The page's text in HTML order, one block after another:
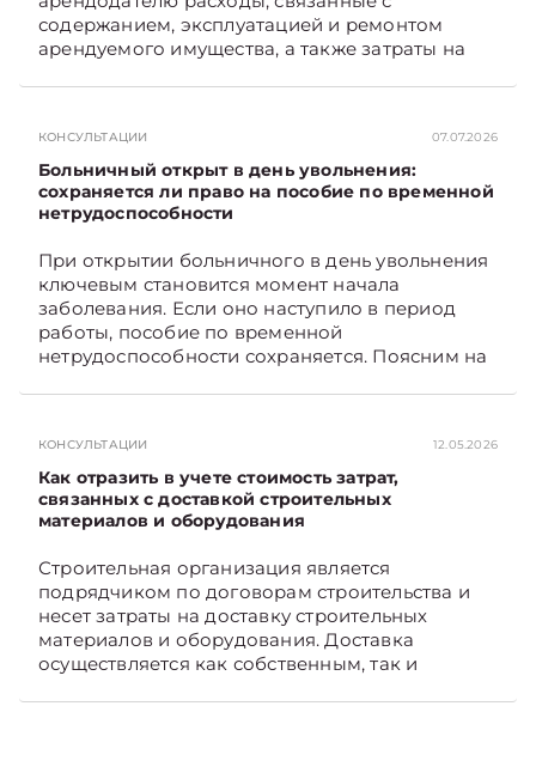
содержанием, эксплуатацией и ремонтом
арендуемого имущества, а также затраты на
связанных с содержанием и эксплуатацией
мест общего пользования, в частности –
контрольно-­пропускного пункта? Рассмотрим
порядок их распределения. Подписывайтесь
экономике Беларуси — раньше, чем в новостях
TelegramViber
КОНСУЛЬТАЦИИ 07.07.2026
Больничный открыт в день увольнения:
сохраняется ли право на пособие по временной
нетрудоспособности
При открытии больничного в день увольнения
ключевым становится момент начала
заболевания. Если оно наступило в период
работы, пособие по временной
нетрудоспособности сохраняется. Поясним на
КОНСУЛЬТАЦИИ 12.05.2026
Как отразить в учете стоимость затрат,
связанных с доставкой строительных
материалов и оборудования
Строительная организация является
подрядчиком по договорам строительства и
несет затраты на доставку строительных
материалов и оборудования. Доставка
осуществляется как собственным, так и